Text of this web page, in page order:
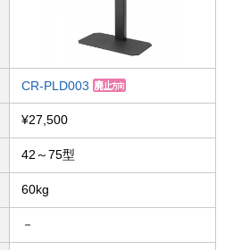
CR-PLD003
¥27,500
42～75型
60kg
－